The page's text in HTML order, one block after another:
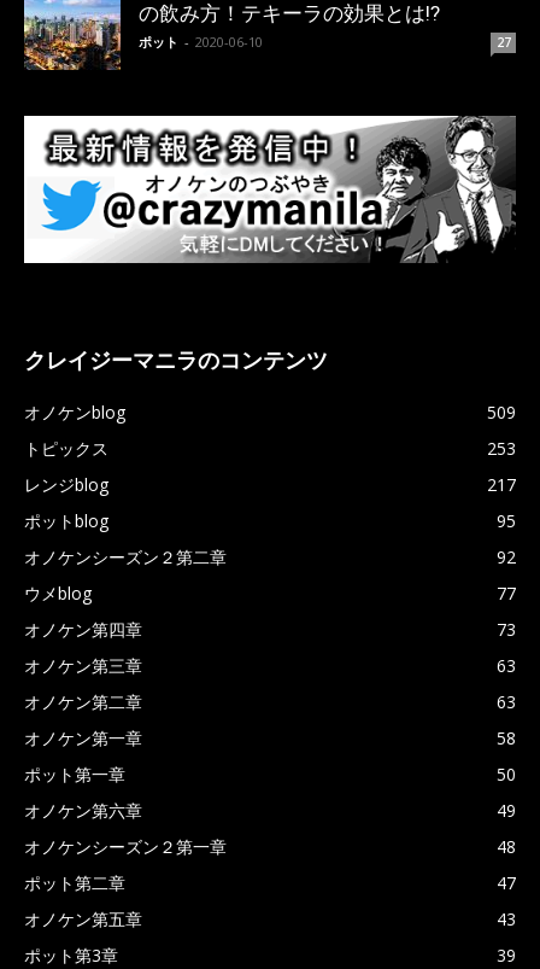
の飲み方！テキーラの効果とは!?
ポット - 2020-06-10 27
クレイジーマニラのコンテンツ
オノケンblog
509
トピックス
253
レンジblog
217
ポットblog
95
オノケンシーズン２第二章
92
ウメblog
77
オノケン第四章
73
オノケン第三章
63
オノケン第二章
63
オノケン第一章
58
ポット第一章
50
オノケン第六章
49
オノケンシーズン２第一章
48
ポット第二章
47
オノケン第五章
43
ポット第3章
39